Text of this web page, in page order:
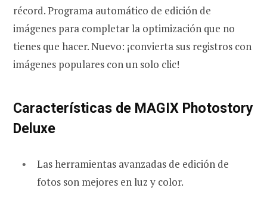
récord. Programa automático de edición de
imágenes para completar la optimización que no
tienes que hacer. Nuevo: ¡convierta sus registros con
imágenes populares con un solo clic!
Características de MAGIX Photostory
Deluxe
Las herramientas avanzadas de edición de
fotos son mejores en luz y color.